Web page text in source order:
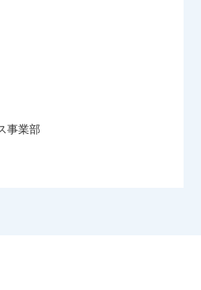
れることの任意性につい
報を提供されるかどうかは任
し、必要な項目をいただけ
できない場合があります。
事業部